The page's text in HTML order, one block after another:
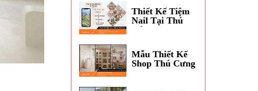
Dương?
Thiết Kế Tiệm
Nail Tại Thủ
Đức
Mẫu Thiết Kế
Shop Thú Cưng